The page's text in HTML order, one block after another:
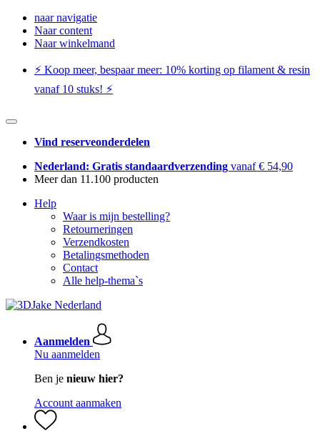
naar navigatie
Naar content
Naar winkelmand
⚡️ Koop meer, bespaar meer: ​​10% korting op filament & resin
vanaf 10 stuks! ⚡️
Vind reserveonderdelen
Nederland: Gratis standaardverzending vanaf € 54,90
Meer dan 11.100 producten
Help
Waar is mijn bestelling?
Retourneringen
Verzendkosten
Betalingsmethoden
Contact
Alle help-thema`s
Aanmelden
Nu aanmelden
Ben je nieuw hier?
Account aanmaken